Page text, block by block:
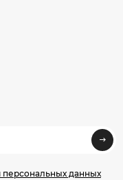
персональных данных